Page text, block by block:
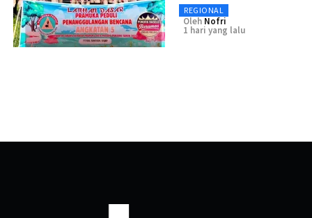
REGIONAL
Oleh Nofri
1 hari yang lalu